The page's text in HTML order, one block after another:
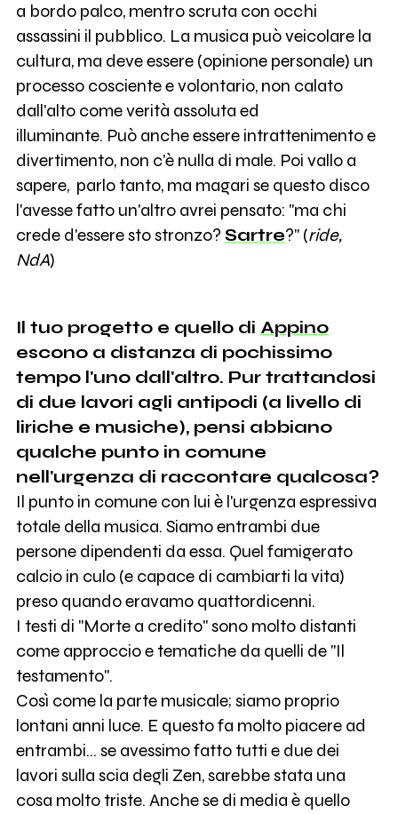
a bordo palco, mentro scruta con occhi
assassini il pubblico. La musica può veicolare la
cultura, ma deve essere (opinione personale) un
processo cosciente e volontario, non calato
dall'alto come verità assoluta ed
illuminante. Può anche essere intrattenimento e
divertimento, non c'è nulla di male. Poi vallo a
sapere, parlo tanto, ma magari se questo disco
l'avesse fatto un'altro avrei pensato: "ma chi
crede d'essere sto stronzo? Sartre?" (ride,
NdA)
Il tuo progetto e quello di Appino
escono a distanza di pochissimo
tempo l'uno dall'altro. Pur trattandosi
di due lavori agli antipodi (a livello di
liriche e musiche), pensi abbiano
qualche punto in comune
nell'urgenza di raccontare qualcosa?
Il punto in comune con lui è l'urgenza espressiva
totale della musica. Siamo entrambi due
persone dipendenti da essa. Quel famigerato
calcio in culo (e capace di cambiarti la vita)
preso quando eravamo quattordicenni.
I testi di "Morte a credito" sono molto distanti
come approccio e tematiche da quelli de "Il
testamento".
Così come la parte musicale; siamo proprio
lontani anni luce. E questo fa molto piacere ad
entrambi... se avessimo fatto tutti e due dei
lavori sulla scia degli Zen, sarebbe stata una
cosa molto triste. Anche se di media è quello